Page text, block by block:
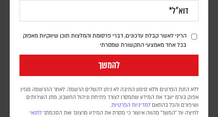
הריני לאשר קבלת עדכונים, דברי פרסומת והמלצות תוכן שיווקיות מאפוק
בכל אחד מאמצעי התקשורת שמסרתי
להמשך
ללא הזנת הפרטים וללא סימון התיבה לא ניתן להשלים הרשמה. לאחר ההרשמה מגזין
אפוק בע״מ יעבד את המידע שתמסרו לצורך פתיחת וניהול החשבון, מתן השירותים
ושיפורם והכל בהתאם למדיניות הפרטיות.
לחיצה על "המשך" מהווה אישור כי מסרת את המידע מרצונך ואת הסכמתך לתנאי
יצוא הנפט נפגע, הסחר הימי מצטמצם והלחץ על המשק גובר; וושינגטון
מבקשת לתרגם את המחיר הכלכלי לשינוי מדיני, וטהראן מהמרת שתוכל
להחזיק מעמד